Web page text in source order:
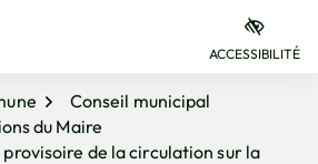
ACCESSIBILITÉ
Conseil municipal
du Maire
de la circulation sur la